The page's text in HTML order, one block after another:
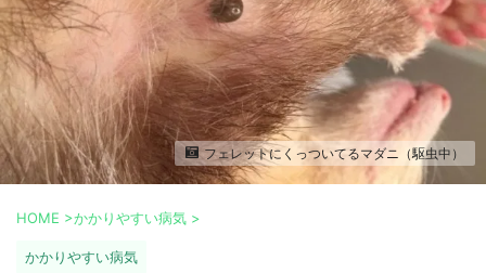
フェレットにくっついてるマダニ（駆虫中）
HOME >かかりやすい病気 >
かかりやすい病気